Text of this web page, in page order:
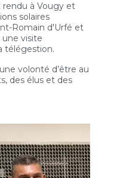
rendu à Vougy et
solaires
Romain d'Urfé et
une visite
télégestion.
volonté d’être au
des élus et des